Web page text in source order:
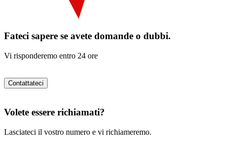
Fateci sapere se avete domande o dubbi.
Vi risponderemo entro 24 ore
Contattateci
Volete essere richiamati?
Lasciateci il vostro numero e vi richiameremo.